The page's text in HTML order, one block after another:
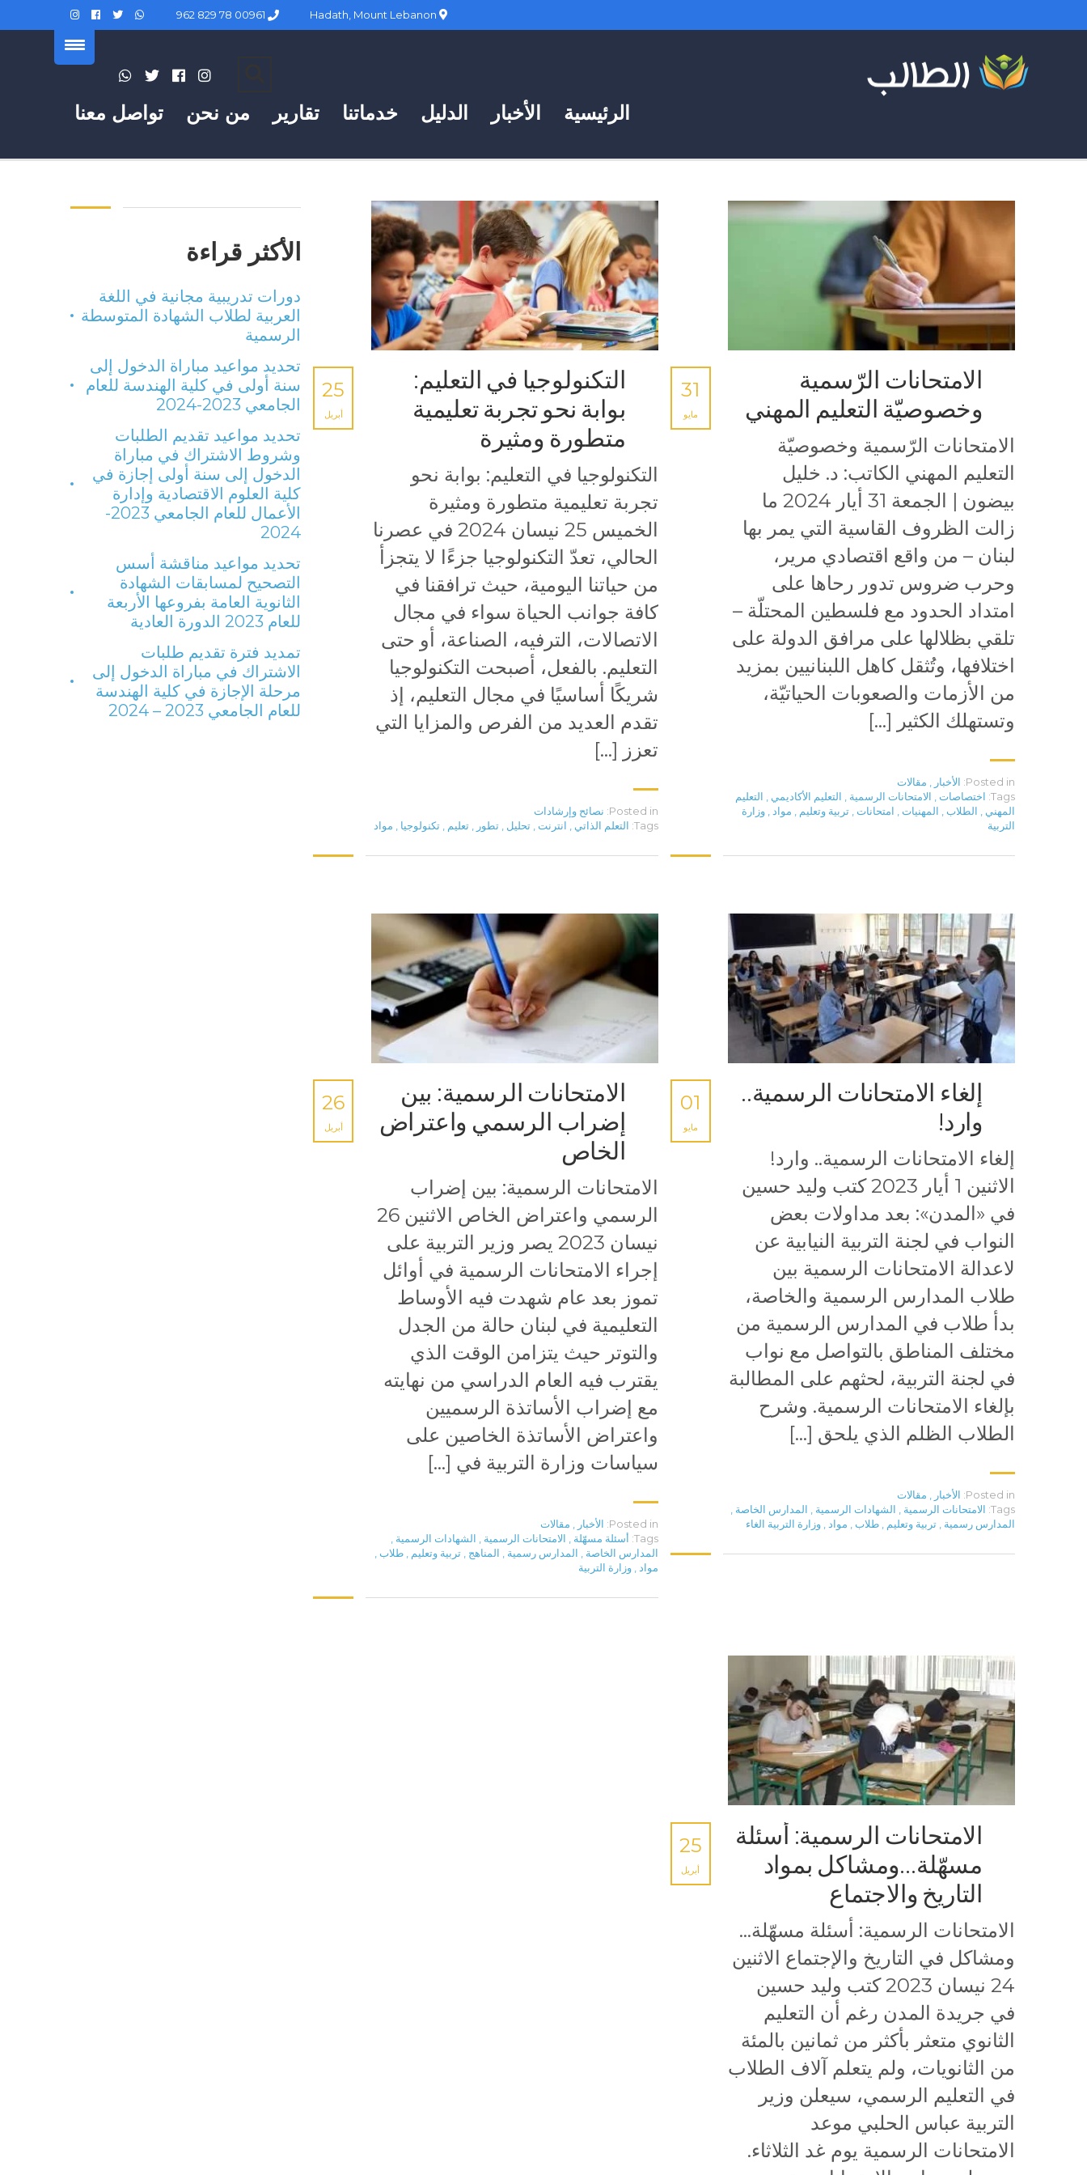
تواصل معنا من نحن تقارير خدماتنا الدليل الأخبار الرئيسية
الامتحانات الرّسمية
وخصوصيّة التعليم المهني
31
مايو
الامتحانات الرّسمية وخصوصيّة
التعليم المهني الكاتب: د. خليل
بيضون | الجمعة 31 أيار 2024 ما
زالت الظروف القاسية التي يمر بها
لبنان – من واقع اقتصادي مرير،
وحرب ضروس تدور رحاها على
امتداد الحدود مع فلسطين المحتلّة –
تلقي بظلالها على مرافق الدولة على
اختلافها، وتُثقل كاهل اللبنانيين بمزيد
من الأزمات والصعوبات الحياتيّة،
وتستهلك الكثير […]
Posted in: الأخبار
مقالات
Tags: اختصاصات الامتحانات الرسمية التعليم الأكاديمي
التعليم
المهني
الطلاب المهنيات امتحانات تربية وتعليم مواد
وزارة
التربية
التكنولوجيا في التعليم:
بوابة نحو تجربة تعليمية
متطورة ومثيرة
25
أبريل
التكنولوجيا في التعليم: بوابة نحو
تجربة تعليمية متطورة ومثيرة
الخميس 25 نيسان 2024 في عصرنا
الحالي، تعدّ التكنولوجيا جزءًا لا يتجزأ
من حياتنا اليومية، حيث ترافقنا في
كافة جوانب الحياة سواء في مجال
الاتصالات، الترفيه، الصناعة، أو حتى
التعليم. بالفعل، أصبحت التكنولوجيا
شريكًا أساسيًا في مجال التعليم، إذ
تقدم العديد من الفرص والمزايا التي
تعزز […]
Posted in: نصائح وإرشادات
Tags: التعلم الذاتي انترنت تحليل تطور تعليم تكنولوجيا مواد
إلغاء الامتحانات الرسمية..
وارد!
01
مايو
إلغاء الامتحانات الرسمية.. وارد!
الاثنين 1 أيار 2023 كتب وليد حسين
في «المدن»: بعد مداولات بعض
النواب في لجنة التربية النيابية عن
لاعدالة الامتحانات الرسمية بين
طلاب المدارس الرسمية والخاصة،
بدأ طلاب في المدارس الرسمية من
مختلف المناطق بالتواصل مع نواب
في لجنة التربية، لحثهم على المطالبة
بإلغاء الامتحانات الرسمية. وشرح
الطلاب الظلم الذي يلحق […]
Posted in: الأخبار , مقالات
Tags: الامتحانات الرسمية , الشهادات الرسمية , المدارس الخاصة ,
المدارس رسمية , تربية وتعليم , طلاب, مواد, وزارة التربية الغاء
الامتحانات الرسمية: بين
إضراب الرسمي واعتراض
الخاص
26
أبريل
الامتحانات الرسمية: بين إضراب
الرسمي واعتراض الخاص الاثنين 26
نيسان 2023 يصر وزير التربية على
إجراء الامتحانات الرسمية في أوائل
تموز بعد عام شهدت فيه الأوساط
التعليمية في لبنان حالة من الجدل
والتوتر حيث يتزامن الوقت الذي
يقترب فيه العام الدراسي من نهايته
مع إضراب الأساتذة الرسميين
واعتراض الأساتذة الخاصين على
سياسات وزارة التربية في […]
Posted in: الأخبار , مقالات
Tags: أسئلة مسهّلة, الامتحانات الرسمية, الشهادات الرسمية,
المدارس الخاصة, المدارس رسمية, المناهج, تربية وتعليم, طلاب,
مواد, وزارة التربية
الامتحانات الرسمية: أسئلة
مسهّلة…ومشاكل بمواد
التاريخ والاجتماع
25
أبريل
الامتحانات الرسمية: أسئلة مسهّلة…
ومشاكل في التاريخ والإجتماع الاثنين
24 نيسان 2023 كتب وليد حسين
في جريدة المدن رغم أن التعليم
الثانوي متعثر بأكثر من ثمانين بالمئة
من الثانويات، ولم يتعلم آلاف الطلاب
في التعليم الرسمي، سيعلن وزير
التربية عباس الحلبي موعد
الامتحانات الرسمية يوم غد الثلاثاء.
الأكثر قراءة
دورات تدريبية مجانية في اللغة
العربية لطلاب الشهادة المتوسطة
الرسمية
تحديد مواعيد مباراة الدخول إلى
سنة أولى في كلية الهندسة للعام
الجامعي 2023-2024
تحديد مواعيد تقديم الطلبات
وشروط الاشتراك في مباراة
الدخول إلى سنة أولى إجازة في
كلية العلوم الاقتصادية وإدارة
الأعمال للعام الجامعي 2023-
2024
تحديد مواعيد مناقشة أسس
التصحيح لمسابقات الشهادة
الثانوية العامة بفروعها الأربعة
للعام 2023 الدورة العادية
تمديد فترة تقديم طلبات
الاشتراك في مباراة الدخول إلى
مرحلة الإجازة في كلية الهندسة
للعام الجامعي 2023 – 2024